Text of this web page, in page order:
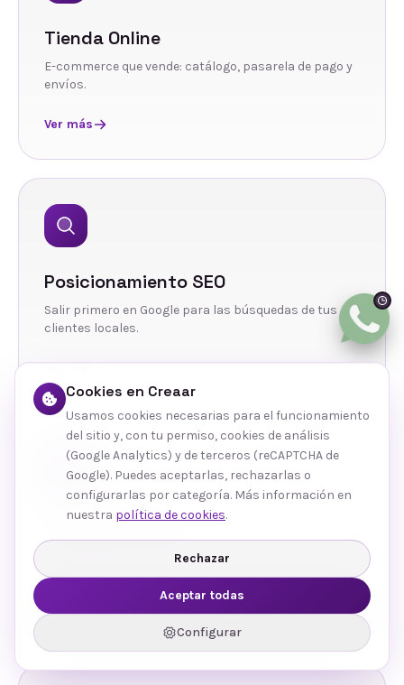
Tienda Online
E-commerce que vende: catálogo, pasarela de pago y
envíos.
Ver más
Posicionamiento SEO
Salir primero en Google para las búsquedas de tus
clientes locales.
Ver más
Gestión de Redes
Contenido y community management que conecta
con tu público.
Ver más
Cookies en Creaar
Usamos cookies necesarias para el funcionamiento
del sitio y, con tu permiso, cookies de análisis
(Google Analytics) y de terceros (reCAPTCHA de
Google). Puedes aceptarlas, rechazarlas o
configurarlas por categoría. Más información en
nuestra política de cookies.
Rechazar
Aceptar todas
Configurar